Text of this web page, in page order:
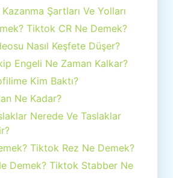
Şartları Ve Yolları
Tiktok CR Ne Demek?
Nasıl Keşfete Düşer?
Engeli Ne Zaman Kalkar?
Kim Baktı?
Ne Kadar?
Nerede Ve Taslaklar
Tiktok Rez Ne Demek?
Demek? Tiktok Stabber Ne